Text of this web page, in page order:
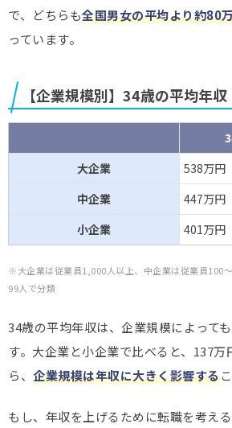
で、どちらも全国男女の平均より約80
っています。
【企業規模別】34歳の平均年収​
大企業
538万円
中企業
447万円
小企業
401万円
※大企業は従業員1,000人以上、中企業は従業員100
99人で分類
34歳の平均年収は、企業規模によって
す。大企業と小企業で比べると、137
ら、 企業規模は年収に大きく影響する
もし、年収を上げるために転職を考え